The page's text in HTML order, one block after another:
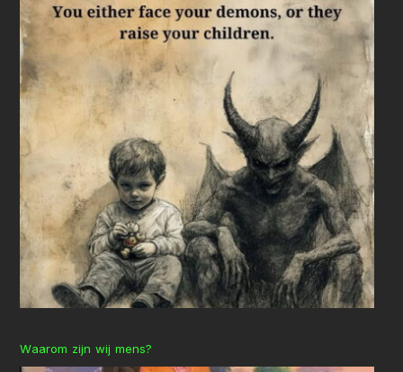
Waarom zijn wij mens?